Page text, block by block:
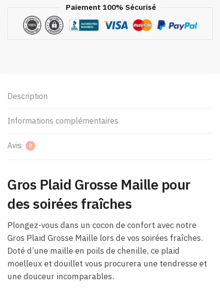
Paiement 100% Sécurisé
Description
Informations complémentaires
Avis 0
Gros Plaid Grosse Maille pour
des soirées fraîches
Plongez-vous dans un cocon de confort avec notre
Gros Plaid Grosse Maille lors de vos soirées fraîches.
Doté d’une maille en poils de chenille, ce plaid
moelleux et douillet vous procurera une tendresse et
une douceur incomparables.